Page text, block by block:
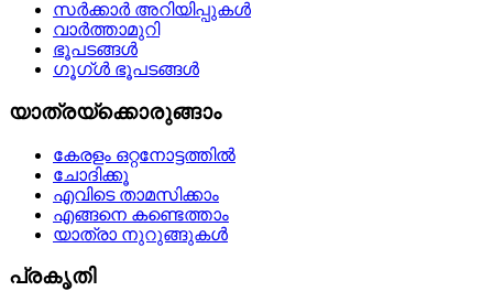
സര്‍ക്കാര്‍ അറിയിപ്പുകള്‍
വാര്‍ത്താമുറി
ഭൂപടങ്ങള്‍
ഗൂഗ്ള്‍ ഭൂപടങ്ങള്‍
യാത്രയ്‌ക്കൊരുങ്ങാം
കേരളം ഒറ്റനോട്ടത്തില്‍
ചോദിക്കൂ
എവിടെ താമസിക്കാം
എങ്ങനെ കണ്ടെത്താം
യാത്രാ നുറുങ്ങുകള്‍
പ്രകൃതി